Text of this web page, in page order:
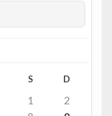
S D
1
2